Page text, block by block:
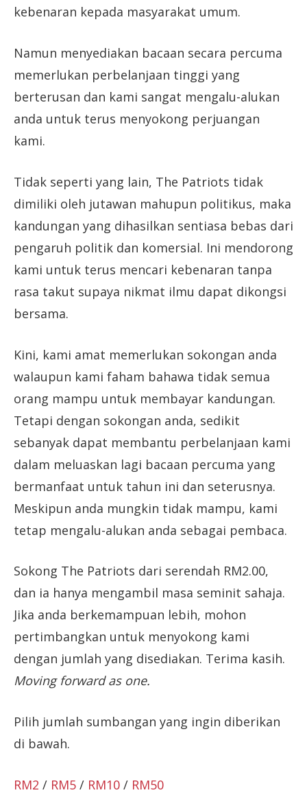
kebenaran kepada masyarakat umum.
Namun menyediakan bacaan secara percuma
memerlukan perbelanjaan tinggi yang
berterusan dan kami sangat mengalu-alukan
anda untuk terus menyokong perjuangan
kami.
Tidak seperti yang lain, The Patriots tidak
dimiliki oleh jutawan mahupun politikus, maka
kandungan yang dihasilkan sentiasa bebas dari
pengaruh politik dan komersial. Ini mendorong
kami untuk terus mencari kebenaran tanpa
rasa takut supaya nikmat ilmu dapat dikongsi
bersama.
Kini, kami amat memerlukan sokongan anda
walaupun kami faham bahawa tidak semua
orang mampu untuk membayar kandungan.
Tetapi dengan sokongan anda, sedikit
sebanyak dapat membantu perbelanjaan kami
dalam meluaskan lagi bacaan percuma yang
bermanfaat untuk tahun ini dan seterusnya.
Meskipun anda mungkin tidak mampu, kami
tetap mengalu-alukan anda sebagai pembaca.
Sokong The Patriots dari serendah RM2.00,
dan ia hanya mengambil masa seminit sahaja.
Jika anda berkemampuan lebih, mohon
pertimbangkan untuk menyokong kami
dengan jumlah yang disediakan. Terima kasih.
Moving forward as one.
Pilih jumlah sumbangan yang ingin diberikan
di bawah.
RM2 / RM5 / RM10 / RM50